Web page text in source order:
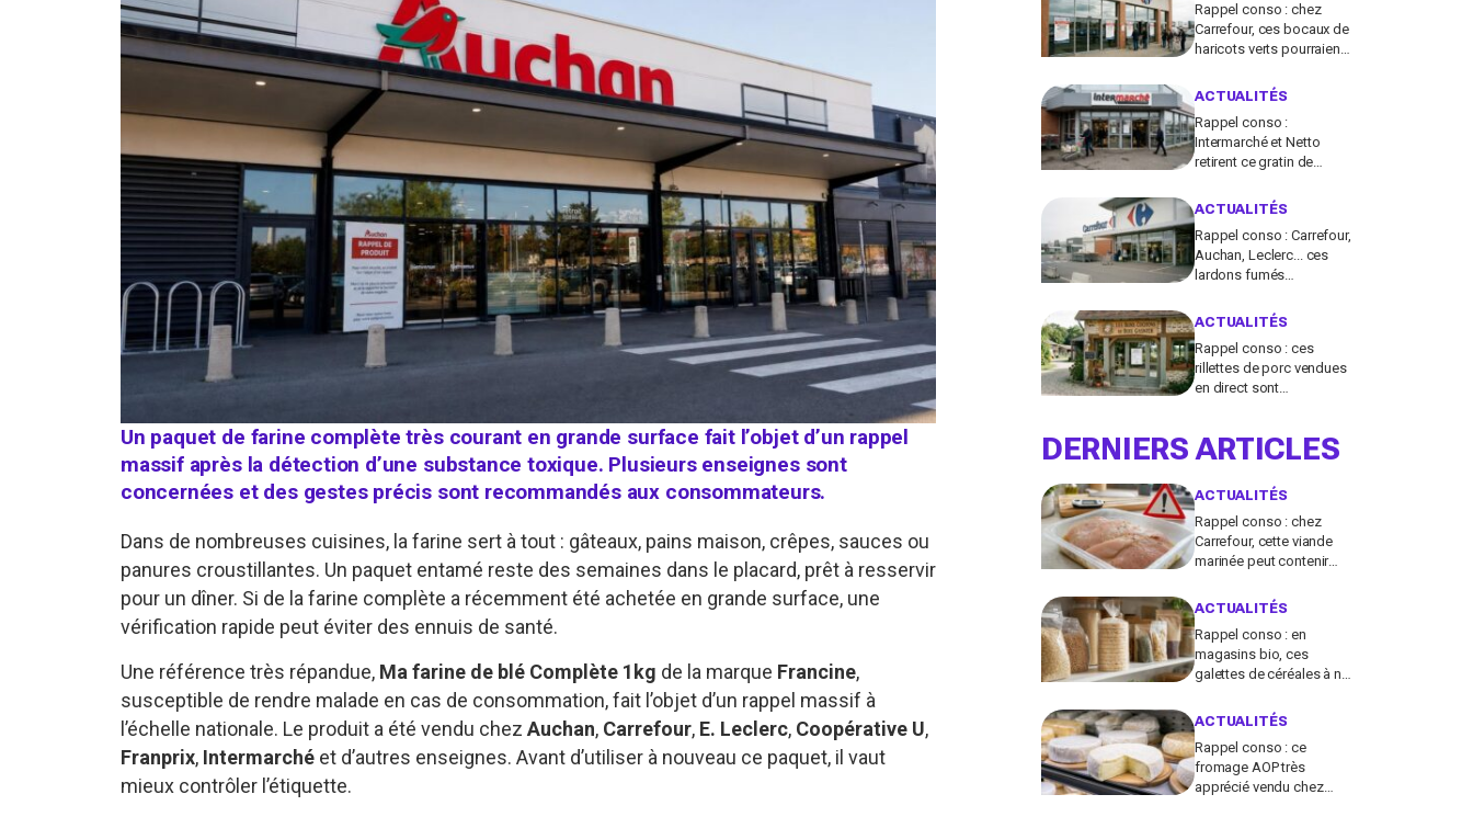
Un paquet de farine complète très courant en grande surface fait l’objet d’un rappel
massif après la détection d’une substance toxique. Plusieurs enseignes sont
concernées et des gestes précis sont recommandés aux consommateurs.
Dans de nombreuses cuisines, la farine sert à tout : gâteaux, pains maison, crêpes, sauces ou
panures croustillantes. Un paquet entamé reste des semaines dans le placard, prêt à resservir
pour un dîner. Si de la farine complète a récemment été achetée en grande surface, une
vérification rapide peut éviter des ennuis de santé.
Une référence très répandue, Ma farine de blé Complète 1kg de la marque Francine,
susceptible de rendre malade en cas de consommation, fait l’objet d’un rappel massif à
l’échelle nationale. Le produit a été vendu chez Auchan, Carrefour, E. Leclerc, Coopérative U,
Franprix, Intermarché et d’autres enseignes. Avant d’utiliser à nouveau ce paquet, il vaut
mieux contrôler l’étiquette.
Rappel conso : chez
Carrefour, ces bocaux de
haricots verts pourraient
de verre
ACTUALITÉS
Rappel conso :
Intermarché et Netto
retirent ce gratin de
de Listeria
ACTUALITÉS
Rappel conso : Carrefour,
Auchan, Leclerc... ces
lardons fumés
salmonelle à vérifier chez
ACTUALITÉS
Rappel conso : ces
rillettes de porc vendues
en direct sont
frigo
DERNIERS ARTICLES
ACTUALITÉS
Rappel conso : chez
Carrefour, cette viande
marinée peut contenir
consommez pas
ACTUALITÉS
Rappel conso : en
magasins bio, ces
galettes de céréales à ne
contiennent une toxine
ACTUALITÉS
Rappel conso : ce
fromage AOP très
apprécié vendu chez